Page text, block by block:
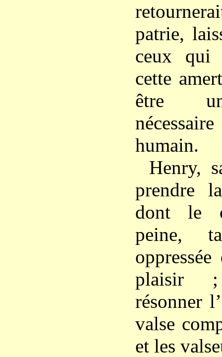
patrie,
ceux qui
cette
être
humain.
Henry,
prendre
dont le
peine,
plaisir
résonner
valse
et les